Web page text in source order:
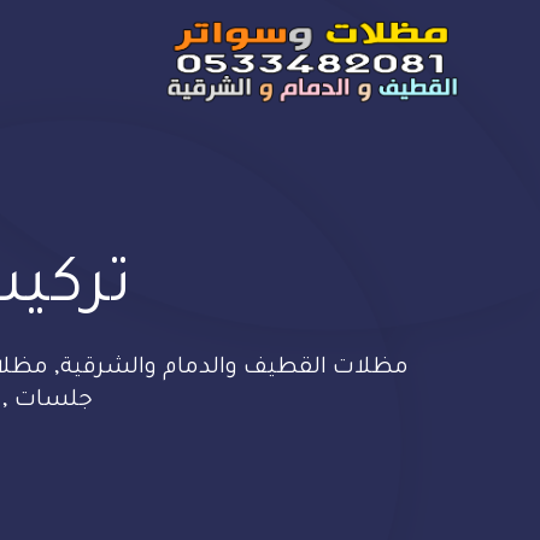
مظلات القطيف والدمام والشرقية,
جلسات ,